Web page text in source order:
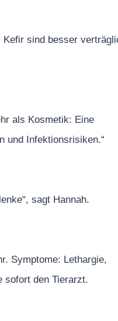
Kefir sind besser
als Kosmetik: Eine
und Infektionsrisiken.“
sagt Hannah.
Symptome: Lethargie,
sofort den Tierarzt.